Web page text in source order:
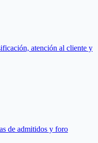
atención al cliente y
de admitidos y foro